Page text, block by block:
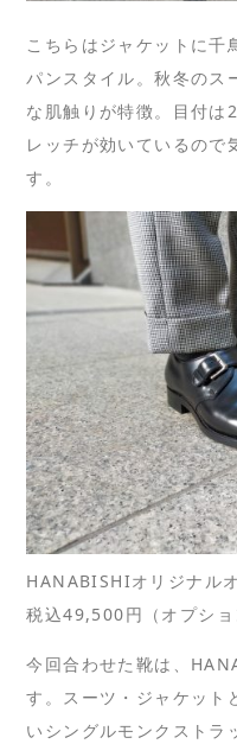
こちらはジャケットに千
パンスタイル。秋冬のス
な肌触りが特徴。目付
レッチが効いているので
す。
HANABISHIオリジナル
税込49,500円（オプショ
今回合わせた靴は、
す。スーツ・ジャケット
いシングルモンクストラ